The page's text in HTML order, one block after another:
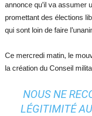
annonce qu’il va assumer
promettant des élections
qui sont loin de faire
Ce mercredi matin, le
la création du Conseil
NOUS NE
LÉGITIMITÉ